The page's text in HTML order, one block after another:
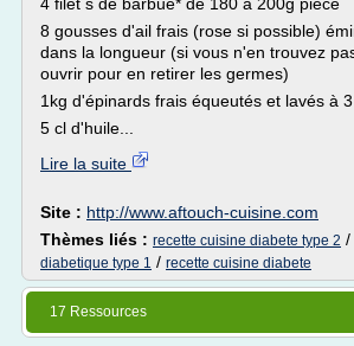
8 gousses d'ail frais (rose si possible)
dans la longueur (si vous n'en trouvez
ouvrir pour en retirer les germes)
1kg d'épinards frais équeutés et lavés à
5 cl d'huile...
Lire la suite
Site : http://www.aftouch-cuisine.com
Thèmes liés : recette cuisine diabete type 2 /
diabetique type 1 / recette cuisine diabete
17 Ressources